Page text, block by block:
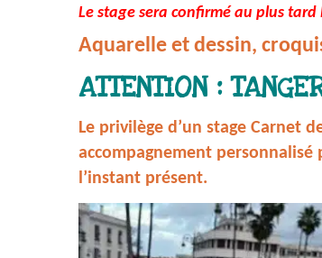
Le stage sera confirmé au plus tard
Aquarelle et dessin,
ATTENTION :
Le privilège d’un stage Carnet
accompagnement
l’instant présent.